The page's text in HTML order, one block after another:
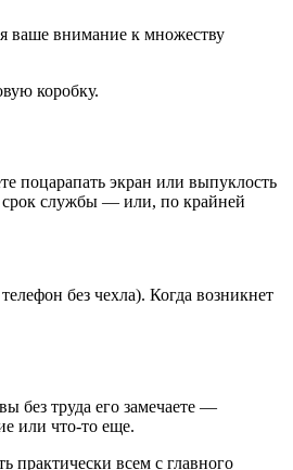
ваше внимание к множеству
коробку.
поцарапать экран или выпуклость
срок службы — или, по крайней
без чехла). Когда возникнет
без труда его замечаете —
или что-то еще.
практически всем с главного